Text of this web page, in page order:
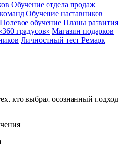
Обучение отдела продаж
Обучение наставников
Полевое обучение Планы развития
градусов» Магазин подарков
Личностный тест Ремарк
кто выбрал осознанный подход